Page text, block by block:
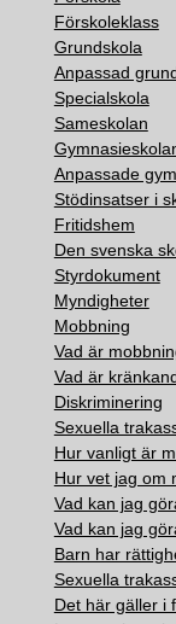
Förskoleklass
Grundskola
Anpassad
Specialskola
Sameskolan
Anpassade
Stödinsatser i
Fritidshem
Den svenska
Styrdokument
Myndigheter
Mobbning
Vad är
Vad är
Diskriminering
Sexuella
Hur vanligt är
Hur vet jag om
Vad kan jag
Vad kan jag
Barn har
Sexuella
Det här gäller i